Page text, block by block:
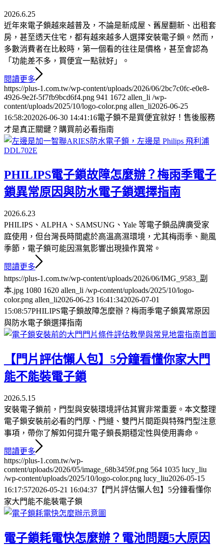
2026.6.25
近年來電子鎖越來越普及，不論是新成屋、舊屋翻新、出租套
房，甚至透天住宅，都有越來越多人選擇安裝電子鎖。然而，
多數消費者在比較時，第一個看的往往是價格，甚至會認為
「功能差不多，買便宜一點就好」。
閱讀更多
https://plus-1.com.tw/wp-content/uploads/2026/06/2bc7c0fc-e0e8-
4926-9e2f-5f7fb9bcd6f4.png 941 1672 allen_li /wp-
content/uploads/2025/10/logo-color.png allen_li2026-06-25
16:58:202026-06-30 14:41:16電子鎖不是買便宜就好！售後服務
才是真正關鍵？購買前必看指南
PHILIPS電子鎖故障怎麼辦？梅雨季電子
鎖異常原因與防水電子鎖選擇指南
2026.6.23
PHILIPS、ALPHA、SAMSUNG、Yale 等電子鎖品牌廣受家
庭使用，但台灣長時間處於高溫高濕環境，尤其梅雨季、颱風
季節，電子鎖可能因濕氣影響出現操作異常。
閱讀更多
https://plus-1.com.tw/wp-content/uploads/2026/06/IMG_9583_副
本.jpg 1080 1620 allen_li /wp-content/uploads/2025/10/logo-
color.png allen_li2026-06-23 16:41:342026-07-01
15:08:57PHILIPS電子鎖故障怎麼辦？梅雨季電子鎖異常原因
與防水電子鎖選擇指南
【門片評估懶人包】5分鐘看懂你家大門
能不能裝電子鎖
2026.5.15
安裝電子鎖前，門型與安裝環境評估其實非常重要。本文整理
電子鎖安裝前必看的門厚、門縫、雙門片間距與特殊門型注意
事項，帶你了解如何提升電子鎖長期穩定性與使用壽命。
閱讀更多
https://plus-1.com.tw/wp-
content/uploads/2026/05/image_68b3459f.png 564 1035 lucy_liu
/wp-content/uploads/2025/10/logo-color.png lucy_liu2026-05-15
16:17:572026-05-21 16:04:37 【門片評估懶人包】5分鐘看懂你
家大門能不能裝電子鎖
電子鎖耗電快怎麼辦？電池問題5大原因